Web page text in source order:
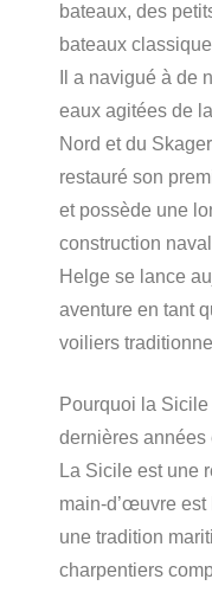
bateaux, des
bateaux
Il a navigué à de
eaux agitées de
Nord et du
restauré son
et possède une
construction
Helge se lance
aventure en tant
voiliers
Pourquoi la
dernières années
La Sicile est une
main-d’œuvre est
une tradition
charpentiers